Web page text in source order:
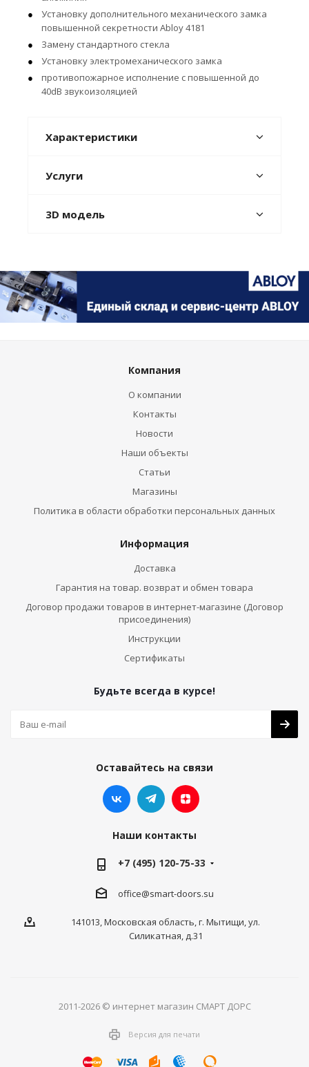
Установку дополнительного механического замка
повышенной секретности Abloy 4181
Замену стандартного стекла
Установку электромеханического замка
противопожарное исполнение с повышенной до
40dB звукоизоляцией
Характеристики
Услуги
3D модель
Компания
О компании
Контакты
Новости
Наши объекты
Статьи
Магазины
Политика в области обработки персональных данных
Информация
Доставка
Гарантия на товар. возврат и обмен товара
Договор продажи товаров в интернет-магазине (Договор
присоединения)
Инструкции
Сертификаты
Будьте всегда в курсе!
Оставайтесь на связи
Наши контакты
+7 (495) 120-75-33
office@smart-doors.su
141013, Московская область, г. Мытищи, ул.
Силикатная, д.31
2011-2026 © интернет магазин СМАРТ ДОРС
Версия для печати